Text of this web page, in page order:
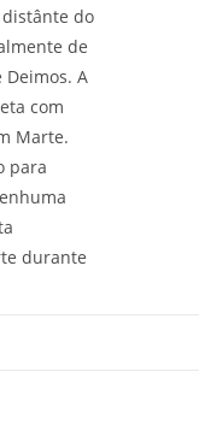
do
de
Deimos. A
com
Marte.
para
durante